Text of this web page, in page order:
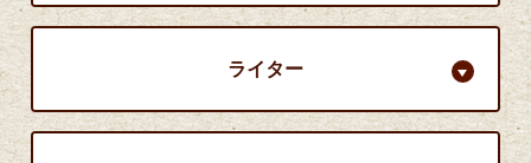
ライター